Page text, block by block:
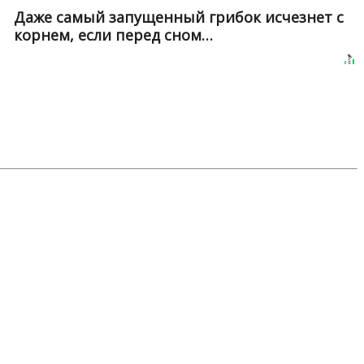
Даже самый запущенный грибок исчезнет с
корнем, если перед сном…